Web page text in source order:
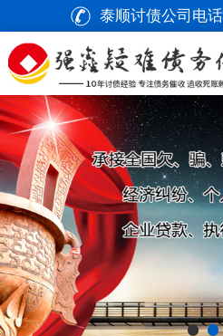
泰顺讨债公司电话